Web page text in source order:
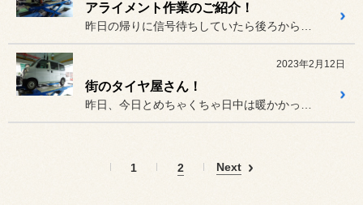
アライメント作業のご紹介！
2023年2月12日
街のタイヤ屋さん！
1 2 Next